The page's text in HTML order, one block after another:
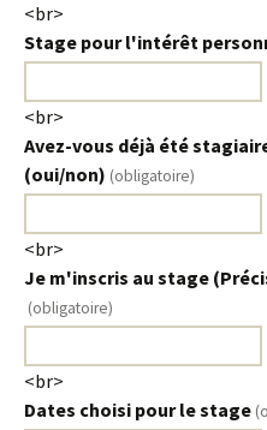
<br>
Stage pour l'intérêt
<br>
Avez-vous déjà été
(oui/non) (obligatoire)
<br>
Je m'inscris au stage
(obligatoire)
<br>
Dates choisi pour le stage